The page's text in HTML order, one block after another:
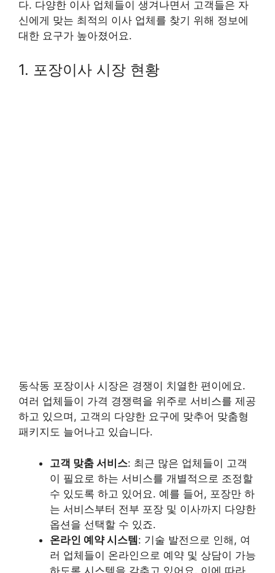
다. 다양한 이사 업체들이 생겨나면서 고객들은 자
신에게 맞는 최적의 이사 업체를 찾기 위해 정보에
대한 요구가 높아졌어요.
1. 포장이사 시장 현황
동삭동 포장이사 시장은 경쟁이 치열한 편이에요.
여러 업체들이 가격 경쟁력을 위주로 서비스를 제공
하고 있으며, 고객의 다양한 요구에 맞추어 맞춤형
패키지도 늘어나고 있습니다.
고객 맞춤 서비스: 최근 많은 업체들이 고객
이 필요로 하는 서비스를 개별적으로 조정할
수 있도록 하고 있어요. 예를 들어, 포장만 하
는 서비스부터 전부 포장 및 이사까지 다양한
옵션을 선택할 수 있죠.
온라인 예약 시스템: 기술 발전으로 인해, 여
러 업체들이 온라인으로 예약 및 상담이 가능
하도록 시스템을 갖추고 있어요. 이에 따라